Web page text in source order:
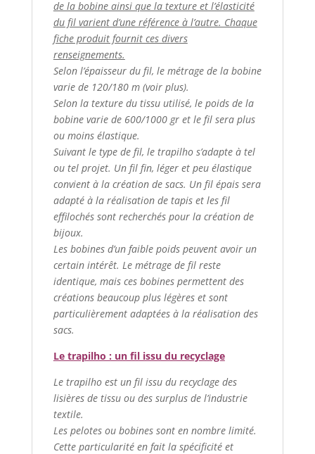
de la bobine ainsi que la texture et l’élasticité
du fil varient d’une référence à l’autre. Chaque
fiche produit fournit ces divers
renseignements.
Selon l’épaisseur du fil, le métrage de la bobine
varie de 120/180 m (voir plus).
Selon la texture du tissu utilisé, le poids de la
bobine varie de 600/1000 gr et le fil sera plus
ou moins élastique.
Suivant le type de fil, le trapilho s’adapte à tel
ou tel projet. Un fil fin, léger et peu élastique
convient à la création de sacs. Un fil épais sera
adapté à la réalisation de tapis et les fil
effilochés sont recherchés pour la création de
bijoux.
Les bobines d’un faible poids peuvent avoir un
certain intérêt. Le métrage de fil reste
identique, mais ces bobines permettent des
créations beaucoup plus légères et sont
particulièrement adaptées à la réalisation des
sacs.
Le trapilho : un fil issu du recyclage
Le trapilho est un fil issu du recyclage des
lisières de tissu ou des surplus de l’industrie
textile.
Les pelotes ou bobines sont en nombre limité.
Cette particularité en fait la spécificité et